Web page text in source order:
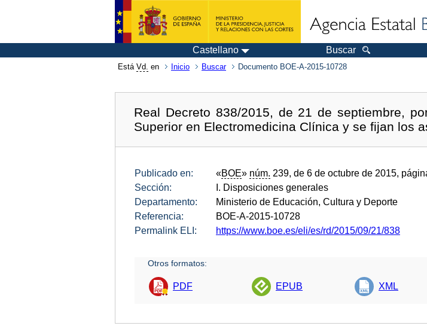
Castellano Buscar
Está Vd. en Inicio Buscar Documento BOE-A-2015-10728
Real Decreto 838/2015, de 21 de septiembre,
Superior en Electromedicina Clínica y se fijan los
Publicado en: «BOE» núm. 239, de 6 de octubre de 2015,
Sección:
I. Disposiciones generales
Departamento:
Ministerio de Educación, Cultura y Deporte
Referencia:
BOE-A-2015-10728
Permalink ELI:
https://www.boe.es/eli/es/rd/2015/09/21/838
Otros formatos:
PDF EPUB XML